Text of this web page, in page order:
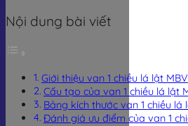
Nội dung bài viết
Giới thiệu van 1 chiều lá lật MBV
Cấu tạo của van 1 chiều lá lật
Bảng kích thước van 1 chiều lá
Đánh giá ưu điểm của van 1